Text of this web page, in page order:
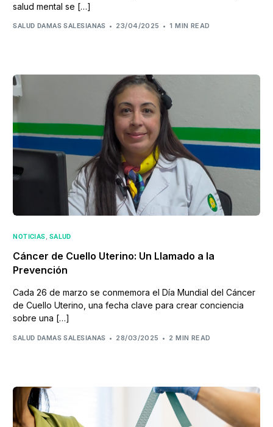
salud mental se […]
SALUD DAMAS SALESIANAS 23/04/2025 1 MIN READ
NOTICIAS, SALUD
Cáncer de Cuello Uterino: Un Llamado a la
Prevención
Cada 26 de marzo se conmemora el Día Mundial del Cáncer
de Cuello Uterino, una fecha clave para crear conciencia
sobre una […]
SALUD DAMAS SALESIANAS 28/03/2025 2 MIN READ